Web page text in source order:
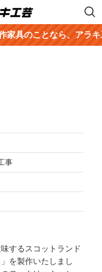
のことなら、アラキ工芸
事
するスコットランド
を製作いたしまし